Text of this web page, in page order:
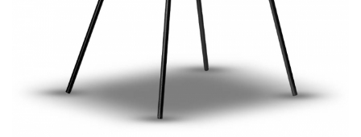
Mese HORECA
Scaune de bar / insula
Scaune exterior
Mobila hol